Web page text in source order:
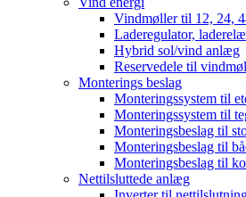
Vindmøller til 12, 24,
Laderegulator,
Hybrid sol/vind anlæg
Reservedele til
Monterings beslag
Monteringssystem til
Monteringssystem til
Monteringsbeslag til
Monteringsbeslag til
Monteringsbeslag til
Nettilsluttede anlæg